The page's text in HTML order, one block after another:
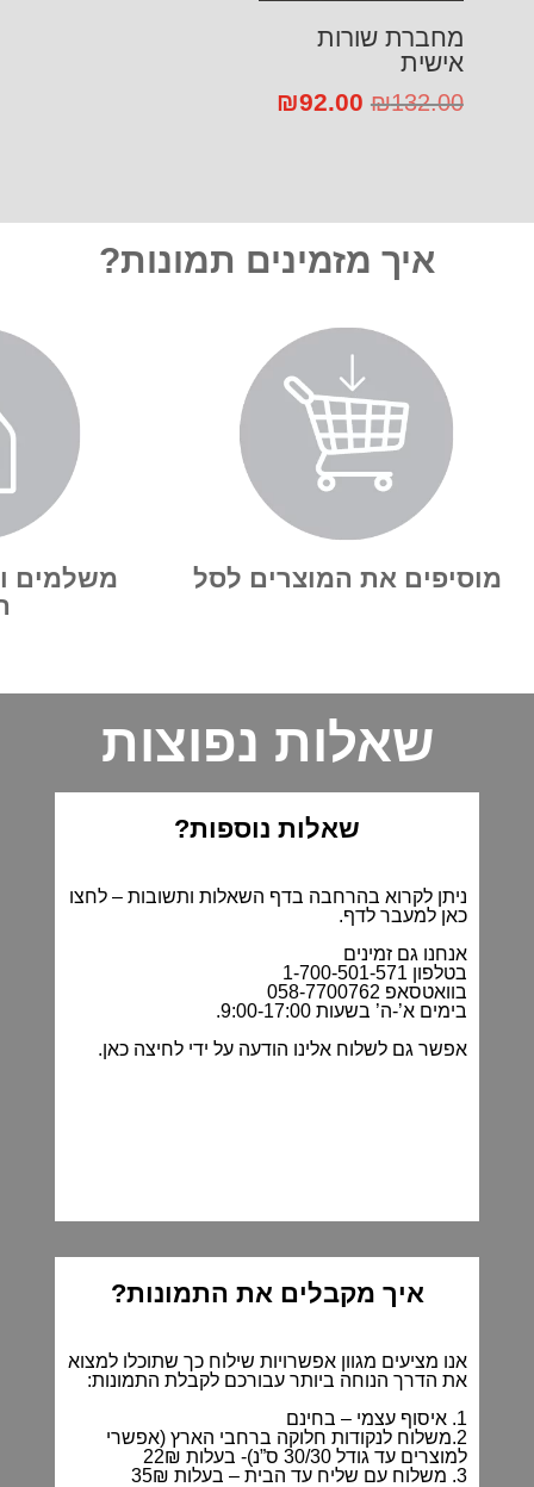
מחברת שורות
אישית
₪132.00
המחיר₪92.00
איך מזמינים תמונות?
מוסיפים את המוצרים לסל
משלמים
שאלות נפוצות
שאלות נוספות?
ניתן לקרוא בהרחבה בדף השאלות ותשובות – לחצו
כאן למעבר לדף.
אנחנו גם זמינים
בטלפון 1-700-501-571
בוואטסאפ 058-7700762
בימים א’-ה’ בשעות 9:00-17:00.
אפשר גם לשלוח אלינו הודעה על ידי לחיצה כאן.
איך מקבלים את התמונות?
אנו מציעים מגוון אפשרויות שילוח כך שתוכלו למצוא
את הדרך הנוחה ביותר עבורכם לקבלת התמונות:
1. איסוף עצמי – בחינם
2.משלוח לנקודות חלוקה ברחבי הארץ (אפשרי
למוצרים עד גודל 30/30 ס”נ)- בעלות 22₪
3. משלוח עם שליח עד הבית – בעלות 35₪